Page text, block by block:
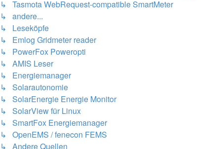
↳ Tasmota WebRequest-compatible SmartMeter
↳ andere...
↳ Leseköpfe
↳ Emlog Gridmeter reader
↳ PowerFox Poweropti
↳ AMIS Leser
↳ Energiemanager
↳ Solarautonomie
↳ SolarEnergie Energie Monitor
↳ SolarView für Linux
↳ SmartFox Energiemanager
↳ OpenEMS / fenecon FEMS
↳ Andere Quellen